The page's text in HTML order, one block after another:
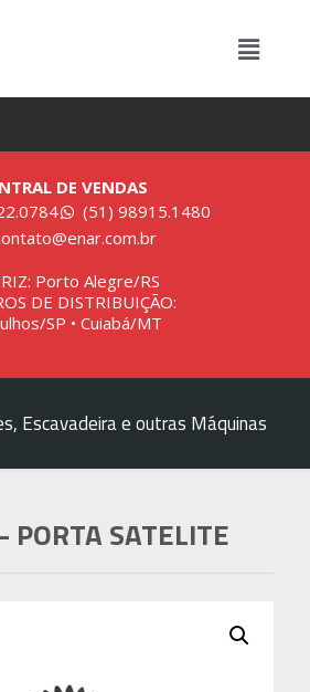
DE VENDAS
(51) 98915.1480
Porto Alegre/RS
DE DISTRIBUIÇÃO:
SP • Cuiabá/MT
Escavadeira e outras Máquinas
- PORTA SATELITE